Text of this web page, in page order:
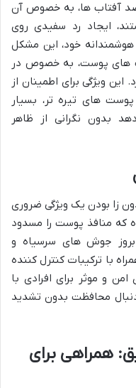
ضد آفتاب ها، به خصوص آن
ایجاد رد سفیدی روی
خود، این مشکل
های پوست، به خصوص در
این ویژگی برای اطمینان از
های تیره تر، بسیار
بدون نگرانی از ظاهر
زا بودن یک ویژگی ضروری
که منافذ پوست را مسدود
جوش های سرسیاه و
با ترکیبات کنترل کننده
و موثر برای افرادی با
محافظت بدون تشدید
همراهی برای